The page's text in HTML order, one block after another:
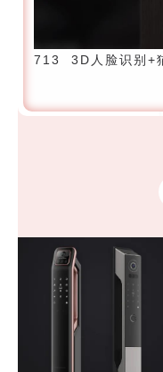
713 3D人脸识别+